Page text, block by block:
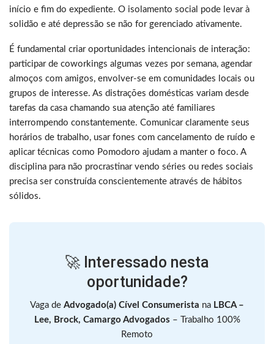
início e fim do expediente. O isolamento social pode levar à
solidão e até depressão se não for gerenciado ativamente.
É fundamental criar oportunidades intencionais de interação:
participar de coworkings algumas vezes por semana, agendar
almoços com amigos, envolver-se em comunidades locais ou
grupos de interesse. As distrações domésticas variam desde
tarefas da casa chamando sua atenção até familiares
interrompendo constantemente. Comunicar claramente seus
horários de trabalho, usar fones com cancelamento de ruído e
aplicar técnicas como Pomodoro ajudam a manter o foco. A
disciplina para não procrastinar vendo séries ou redes sociais
precisa ser construída conscientemente através de hábitos
sólidos.
🚀 Interessado nesta
oportunidade?
Vaga de Advogado(a) Cível Consumerista na LBCA –
Lee, Brock, Camargo Advogados – Trabalho 100%
Remoto